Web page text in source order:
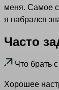
меня. Самое
я набрался
Часто
Что брать
Хорошее